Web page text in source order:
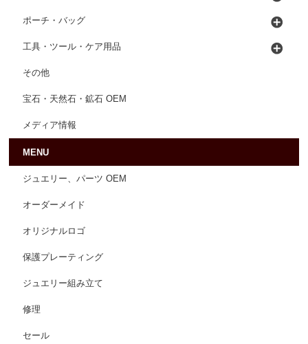
ポーチ・バッグ
工具・ツール・ケア用品
その他
宝石・天然石・鉱石 OEM
メディア情報
MENU
ジュエリー、パーツ OEM
オーダーメイド
オリジナルロゴ
保護プレーティング
ジュエリー組み立て
修理
セール